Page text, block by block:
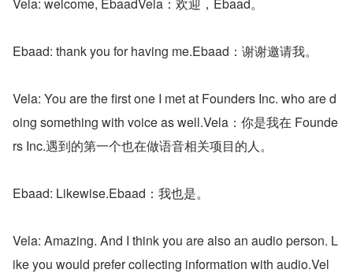
Ebaad: thank you for having me.Ebaad：谢谢邀请我。
Vela: You are the first one I met at Founders Inc. who are d
oing something with voice as well.Vela：你是我在 Founde
rs Inc.遇到的第一个也在做语音相关项目的人。
Ebaad: Likewise.Ebaad：我也是。
Vela: Amazing. And I think you are also an audio person. L
ike you would prefer collecting information with audio.Vel